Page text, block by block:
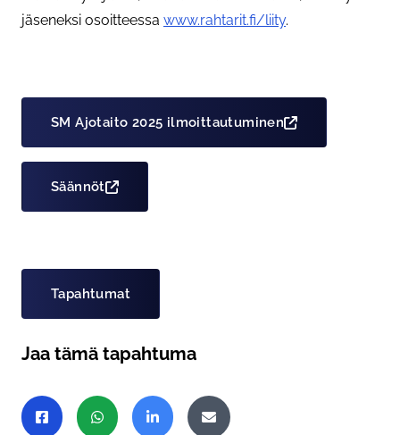
jäseneksi osoitteessa www.rahtarit.fi/liity.
SM Ajotaito 2025 ilmoittautuminen
Säännöt
Tapahtumat
Jaa tämä tapahtuma
Jaa sivu
Jaa Facebookissa
Jaa WhatsAppissa
Jaa LinkedInissäJaa sähköpostitse